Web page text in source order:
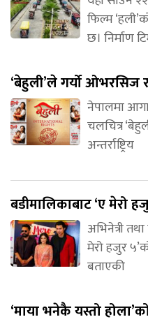
फिल्म
छ। निर्माण
‘बेहुली’ले गर्यो ओभरसिज
नेपालमा
चलचित्र
अन्तर्राष्ट्रिय
बडीमालिकाबाट ‘ए मेरो
अभिनेत्री
मेरो हजुर
बताएकी
‘माया भनेकै यस्तो